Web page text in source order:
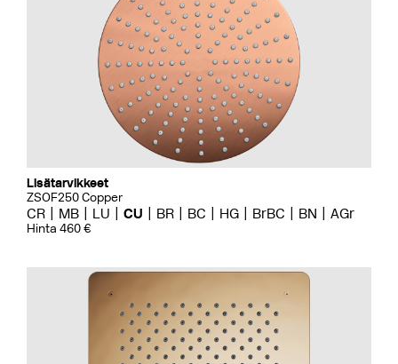
Lisätarvikkeet
ZSOF250 Copper
CR MB LU CU BR BC HG BrBC BN AGr
Hinta 460 €